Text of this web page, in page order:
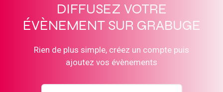
DIFFUSEZ VOTRE
ÉVÈNEMENT SUR GRABUGE
Rien de plus simple, créez un compte puis
ajoutez vos évènements